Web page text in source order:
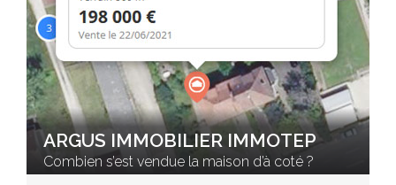
ARGUS IMMOBILIER IMMOTEP
Combien s’est vendue la maison d’à coté ?